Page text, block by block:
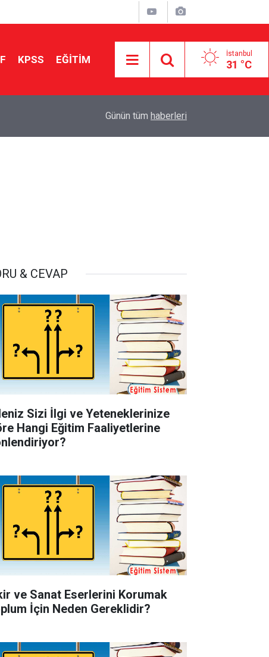
KPSS EĞİTİM İstanbul
31 °C
Yönlendiriyor?
Günün tüm haberleri
& CEVAP
Sizi İlgi ve Yeteneklerinize
Hangi Eğitim Faaliyetlerine
ve Sanat Eserlerini Korumak
İçin Neden Gereklidir?